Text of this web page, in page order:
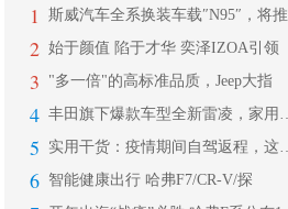
1 斯威汽车全系换装车载″N95″，将推
2 始于颜值 陷于才华 奕泽IZOA引领
3 "多一倍"的高标准品质，Jeep大指
4
5
6 智能健康出行 哈弗F7/CR-V/探